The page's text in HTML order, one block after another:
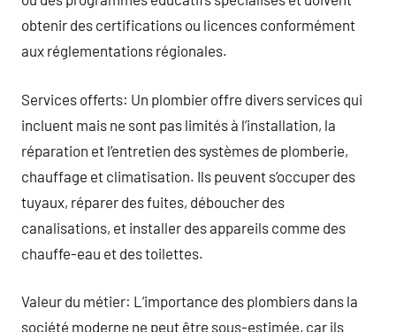
obtenir des certifications ou licences conformément
aux réglementations régionales.
Services offerts: Un plombier offre divers services qui
incluent mais ne sont pas limités à l’installation, la
réparation et l’entretien des systèmes de plomberie,
chauffage et climatisation. Ils peuvent s’occuper des
tuyaux, réparer des fuites, déboucher des
canalisations, et installer des appareils comme des
chauffe-eau et des toilettes.
Valeur du métier: L’importance des plombiers dans la
société moderne ne peut être sous-estimée, car ils